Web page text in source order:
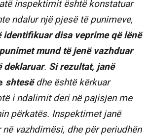
inspektimit është konstatuar
ndalur një pjesë të punimeve,
disa veprime që lënë
mund të jenë vazhduar
deklaruar. Si rezultat, janë
shtesëdhe është kërkuar
i ndalimit deri në pajisjen me
përkatës. Inspektimet janë
vazhdimësi, dhe për periudhën